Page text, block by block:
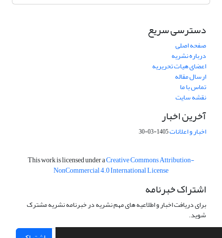
دسترسی سریع
صفحه اصلی
درباره نشریه
اعضای هیات تحریریه
ارسال مقاله
تماس با ما
نقشه سایت
آخرین اخبار
اخبار و اعلانات1405-03-30
This work is licensed under aCreative Commons Attribution-
NonCommercial 4.0 International License
اشتراک خبرنامه
برای دریافت اخبار و اطلاعیه های مهم نشریه در خبرنامه نشریه مشترک
شوید.